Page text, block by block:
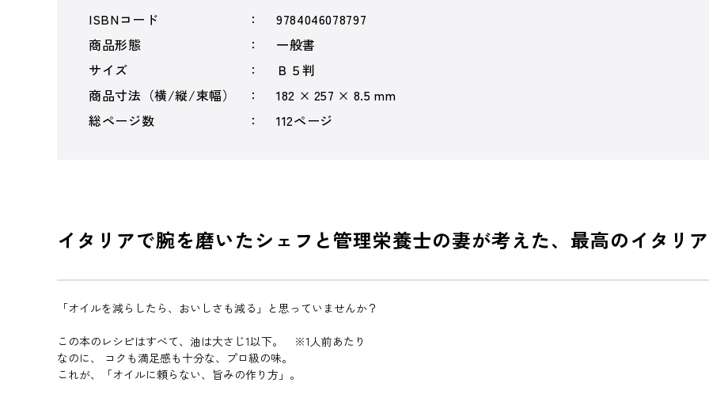
ISBNコード
9784046078797
商品形態
一般書
サイズ
Ｂ５判
商品寸法（横/縦/束幅）
182 × 257 × 8.5 mm
総ページ数
112ページ
イタリアで腕を磨いたシェフと管理栄養士の妻が考えた、最高のイタリ
「オイルを減らしたら、おいしさも減る」と思っていませんか？
この本のレシピはすべて、油は大さじ1以下。 ※1人前あたり
なのに、 コクも満足感も十分な、プロ級の味。
これが、「オイルに頼らない、旨みの作り方」。